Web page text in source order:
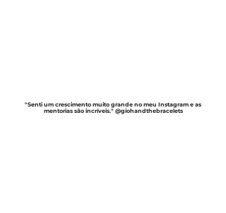
"Senti um crescimento muito grande no meu Instagram e as
mentorias são incríveis." @giohandthebracelets